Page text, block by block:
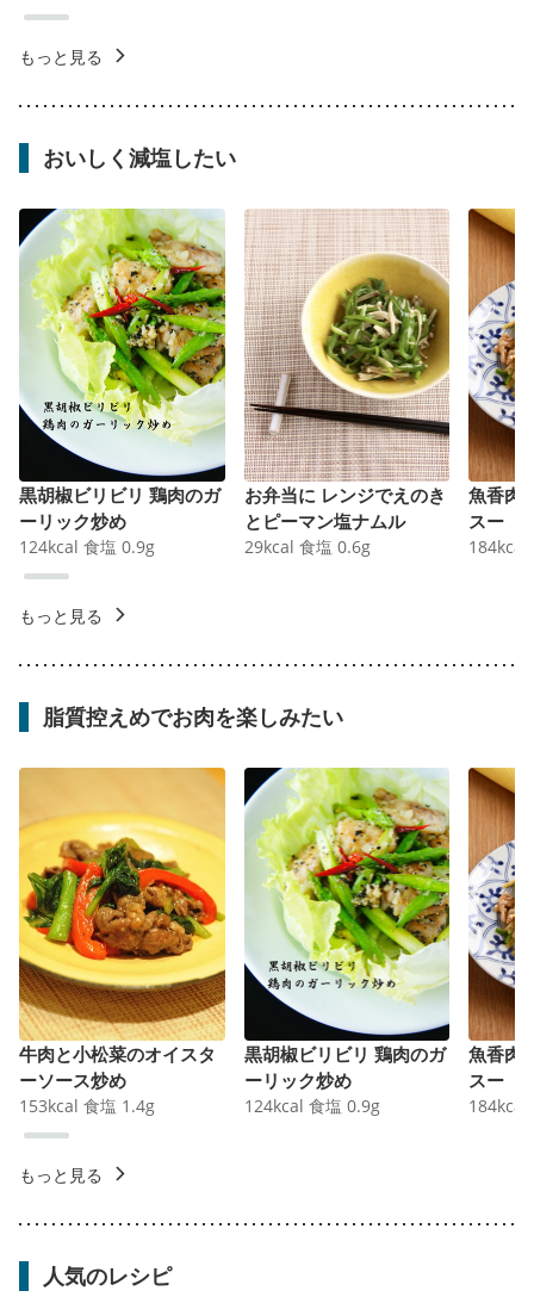
もっと見る
おいしく減塩したい
黒胡椒ビリビリ 鶏肉のガ
ーリック炒め
124kcal 食塩 0.9g
お弁当に レンジでえのき
とピーマン塩ナムル
29kcal 食塩 0.6g
魚香肉
スー
184kcal
もっと見る
脂質控えめでお肉を楽しみたい
牛肉と小松菜のオイスタ
ーソース炒め
153kcal 食塩 1.4g
黒胡椒ビリビリ 鶏肉のガ
ーリック炒め
124kcal 食塩 0.9g
魚香肉
スー
184kcal
もっと見る
人気のレシピ